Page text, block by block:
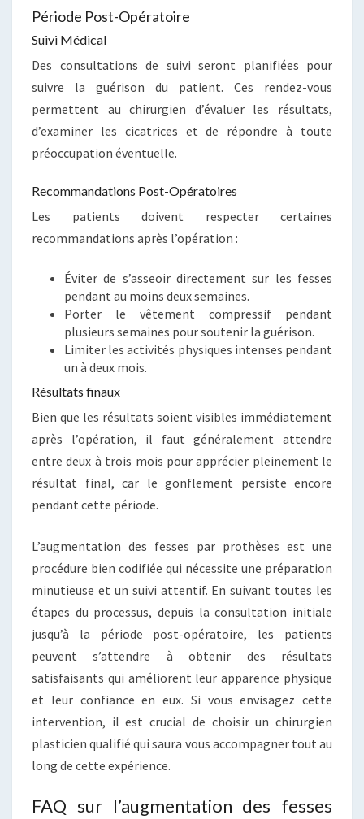
Période Post-Opératoire
Suivi Médical
Des consultations de suivi seront planifiées pour
suivre la guérison du patient. Ces rendez-vous
permettent au chirurgien d’évaluer les résultats,
d’examiner les cicatrices et de répondre à toute
préoccupation éventuelle.
Recommandations Post-Opératoires
Les patients doivent respecter certaines
recommandations après l’opération :
Éviter de s’asseoir directement sur les fesses
pendant au moins deux semaines.
Porter le vêtement compressif pendant
plusieurs semaines pour soutenir la guérison.
Limiter les activités physiques intenses pendant
un à deux mois.
Résultats finaux
Bien que les résultats soient visibles immédiatement
après l’opération, il faut généralement attendre
entre deux à trois mois pour apprécier pleinement le
résultat final, car le gonflement persiste encore
pendant cette période.
L’augmentation des fesses par prothèses est une
procédure bien codifiée qui nécessite une préparation
minutieuse et un suivi attentif. En suivant toutes les
étapes du processus, depuis la consultation initiale
jusqu’à la période post-opératoire, les patients
peuvent s’attendre à obtenir des résultats
satisfaisants qui améliorent leur apparence physique
et leur confiance en eux. Si vous envisagez cette
intervention, il est crucial de choisir un chirurgien
plasticien qualifié qui saura vous accompagner tout au
long de cette expérience.
FAQ sur l’augmentation des fesses